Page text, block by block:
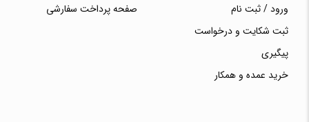
ورود / ثبت نام
ثبت شکایت و درخواست
پیگیری
خرید عمده و همکار
صفحه پرداخت سفارشی